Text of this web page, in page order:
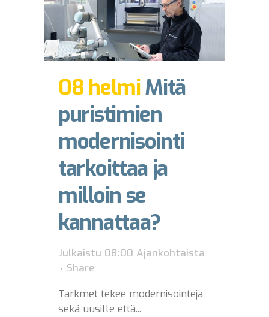
08 helmiMitä
puristimien
modernisointi
tarkoittaa ja
milloin se
kannattaa?
Julkaistu 08:00 Ajankohtaista
Share
Tarkmet tekee modernisointeja
sekä uusille että...